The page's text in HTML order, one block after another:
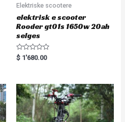
Elektriske scootere
elektrisk e scooter
Rooder gt01s 1650w 20ah
selges
R
a
0
o
u
t
o
f
$ 1'680.00